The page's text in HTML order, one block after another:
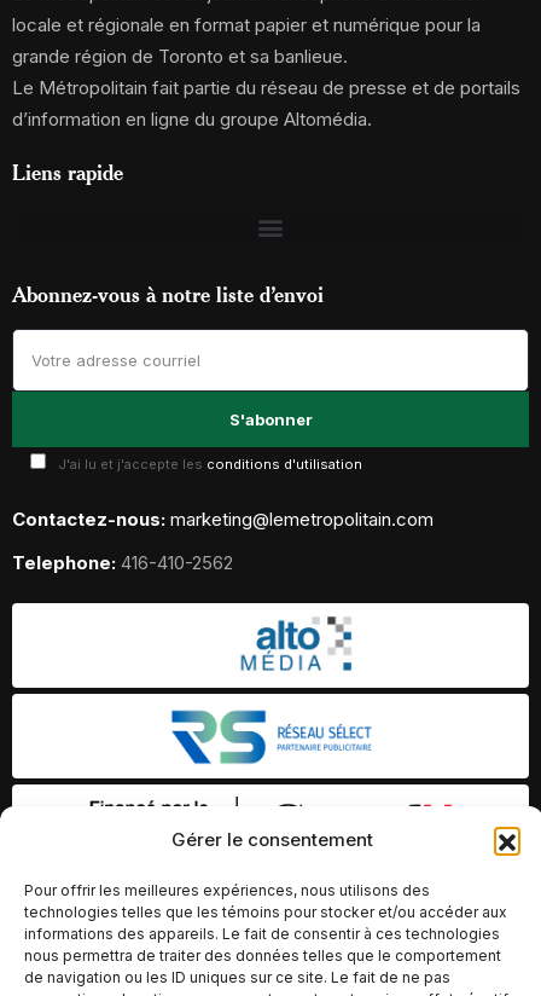
Gérer le consentement
Pour offrir les meilleures expériences, nous utilisons des
technologies telles que les témoins pour stocker et/ou accéder aux
informations des appareils. Le fait de consentir à ces technologies
nous permettra de traiter des données telles que le comportement
de navigation ou les ID uniques sur ce site. Le fait de ne pas
locale et régionale en format papier et numérique pour la
grande région de Toronto et sa banlieue.
Le Métropolitain fait partie du réseau de presse et de portails
d’information en ligne du groupe Altomédia.
Liens rapide
Abonnez-vous à notre liste d’envoi
J'ai lu et j'accepte les conditions d'utilisation
Contactez-nous: marketing@lemetropolitain.com
Telephone: 416-410-2562